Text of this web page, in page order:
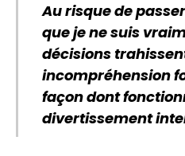
Au risque de
que je ne suis
décisions
incompréhension
façon dont
divertissement